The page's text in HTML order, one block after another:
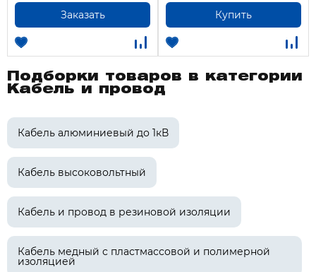
Заказать Купить
Подборки товаров в категории
Кабель и провод
Кабель алюминиевый до 1кВ
Кабель высоковольтный
Кабель и провод в резиновой изоляции
Кабель медный с пластмассовой и полимерной
изоляцией